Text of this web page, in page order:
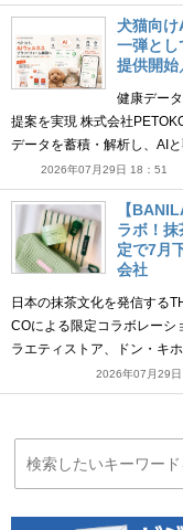
犬猫向け
一弾とし
提供開始
健康デー
提案を実現 株式会社
データを蓄積・解析し、AI
2026年07月29日 18：51
【
ラボ！
定で7月
会社
日本の抹茶文化を発信する
COによる限定コラボレーシ
ラエティストア、ドン・キ
2026年07月29